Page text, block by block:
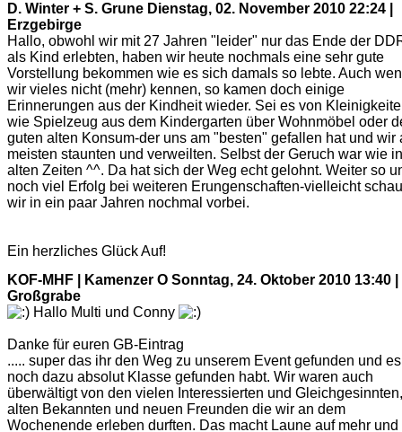
D. Winter + S. Grune Dienstag, 02. November 2010 22:24 |
Erzgebirge
Hallo, obwohl wir mit 27 Jahren "leider" nur das Ende der
als Kind erlebten, haben wir heute nochmals eine sehr gute
Vorstellung bekommen wie es sich damals so lebte. Auch
wir vieles nicht (mehr) kennen, so kamen doch einige
Erinnerungen aus der Kindheit wieder. Sei es von
wie Spielzeug aus dem Kindergarten über Wohnmöbel oder
guten alten Konsum-der uns am "besten" gefallen hat und wir
meisten staunten und verweilten. Selbst der Geruch war wie in
alten Zeiten ^^. Da hat sich der Weg echt gelohnt. Weiter so
noch viel Erfolg bei weiteren Erungenschaften-vielleicht
wir in ein paar Jahren nochmal vorbei.
Ein herzliches Glück Auf!
KOF-MHF | Kamenzer O Sonntag, 24. Oktober 2010 13:40 |
Großgrabe
Hallo Multi und Conny
Danke für euren GB-Eintrag
..... super das ihr den Weg zu unserem Event gefunden und es
noch dazu absolut Klasse gefunden habt. Wir waren auch
überwältigt von den vielen Interessierten und Gleichgesinnten,
alten Bekannten und neuen Freunden die wir an dem
Wochenende erleben durften. Das macht Laune auf mehr und